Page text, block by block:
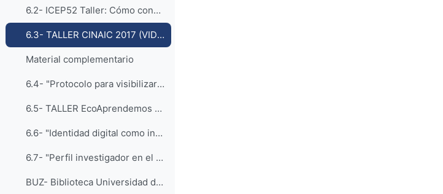
6.2- ICEP52 Taller: Cómo construir el perfil digital de un investigador (Presentación) Zaragoza Junio 2019
6.3- TALLER CINAIC 2017 (VIDEO) 50:45
Material complementario
6.4- "Protocolo para visibilizar la producción científica en el ecosistema digital" (Presentación) León, Junio 2019
6.5- TALLER EcoAprendemos 2018 (VIDEO) 1:34:57
6.6- "Identidad digital como investigadores. La evidencia y la transparencia de la producción científica" Artículo EKS
6.7- "Perfil investigador en el ámbito de las Ciencias Sociales" (Presentación Salamanca, Febrero 2019
BUZ- Biblioteca Universidad de Zaragoza (Gestión Producción Científica)